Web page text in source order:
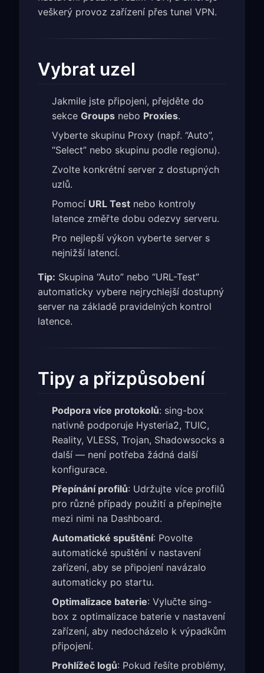
veškerý provoz zařízení přes tunel VPN.
Vybrat uzel
Jakmile jste připojeni, přejděte do
sekce Groups nebo Proxies.
Vyberte skupinu Proxy (např. “Auto”,
“Select” nebo skupinu podle regionu).
Zvolte konkrétní server z dostupných
uzlů.
Pomocí URL Test nebo kontroly
latence změřte dobu odezvy serveru.
Pro nejlepší výkon vyberte server s
nejnižší latencí.
Tip: Skupina “Auto” nebo “URL-Test”
automaticky vybere nejrychlejší dostupný
server na základě pravidelných kontrol
latence.
Tipy a přizpůsobení
Podpora více protokolů: sing-box
nativně podporuje Hysteria2, TUIC,
Reality, VLESS, Trojan, Shadowsocks a
další — není potřeba žádná další
konfigurace.
Přepínání profilů: Udržujte více profilů
pro různé případy použití a přepínejte
mezi nimi na Dashboard.
Automatické spuštění: Povolte
automatické spuštění v nastavení
zařízení, aby se připojení navázalo
automaticky po startu.
Optimalizace baterie: Vylučte sing-
box z optimalizace baterie v nastavení
zařízení, aby nedocházelo k výpadkům
připojení.
Prohlížeč logů: Pokud řešíte problémy,